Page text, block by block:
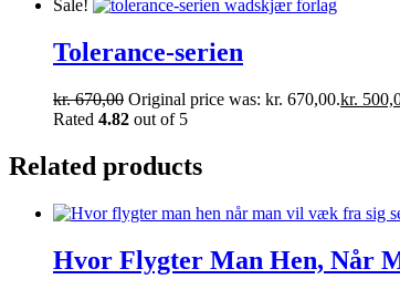
Sale!
Tolerance-serien
kr.670,00 Original price was: kr. 670,00.kr.
Rated 4.82 out of 5
Related products
Hvor Flygter Man Hen, Når